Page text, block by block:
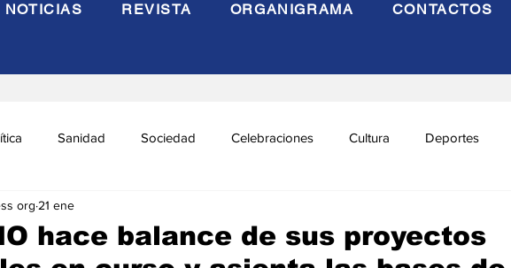
NOTICIAS REVISTA ORGANIGRAMA CONTACTOS
Sanidad Sociedad Celebraciones Cultura Deportes
Turismo
hace balance de sus proyectos
org 21 ene